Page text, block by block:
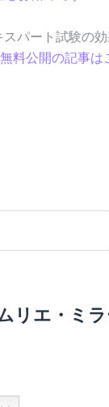
パート試験の
料公開の記事
リエ・ミラ